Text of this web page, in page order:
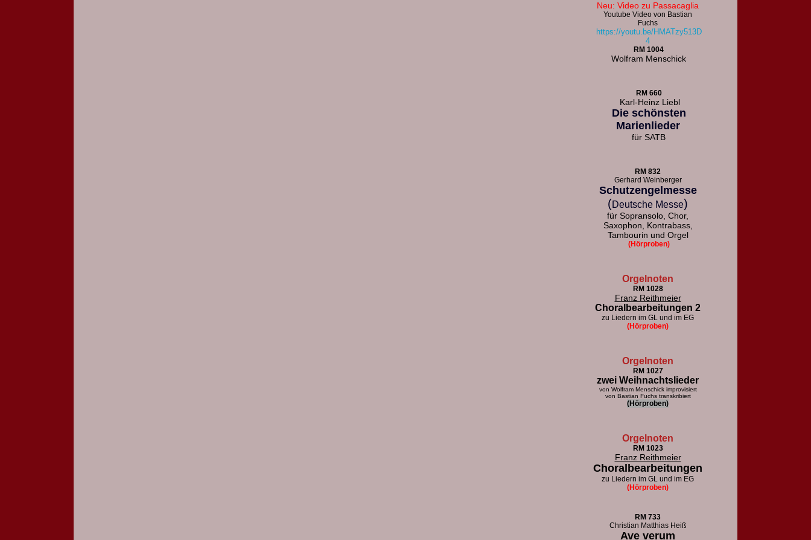
Neu: Video zu Passacaglia
Youtube Video von Bastian
Fuchs
https://youtu.be/HMATzy513D
4
RM 1004
Wolfram Menschick
RM 660
Karl-Heinz Liebl
Die schönsten
Marienlieder
für SATB
RM 832
Gerhard Weinberger
Schutzengelmesse
(Deutsche Messe)
für Sopransolo, Chor,
Saxophon, Kontrabass,
Tambourin und Orgel
(Hörproben)
Orgelnoten
RM 1028
Franz Reithmeier
Choralbearbeitungen 2
zu Liedern im GL und im EG
(Hörproben)
Orgelnoten
RM 1027
zwei Weihnachtslieder
von Wolfram Menschick improvisiert
von Bastian Fuchs transkribiert
(Hörproben)
Orgelnoten
RM 1023
Franz Reithmeier
Choralbearbeitungen
zu Liedern im GL und im EG
(Hörproben)
RM 733
Christian Matthias Heiß
Ave verum